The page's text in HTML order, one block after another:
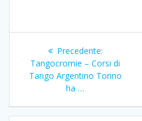
Navigazione
articoli
Precedente:Articolo
precedente:
Tangocromie – Corsi di
Tango Argentino Torino
ha …